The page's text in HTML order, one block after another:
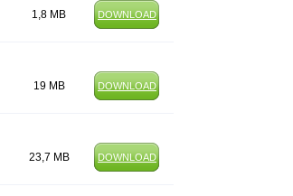
1,8 MB DOWNLOAD
19 MB DOWNLOAD
23,7 MB DOWNLOAD